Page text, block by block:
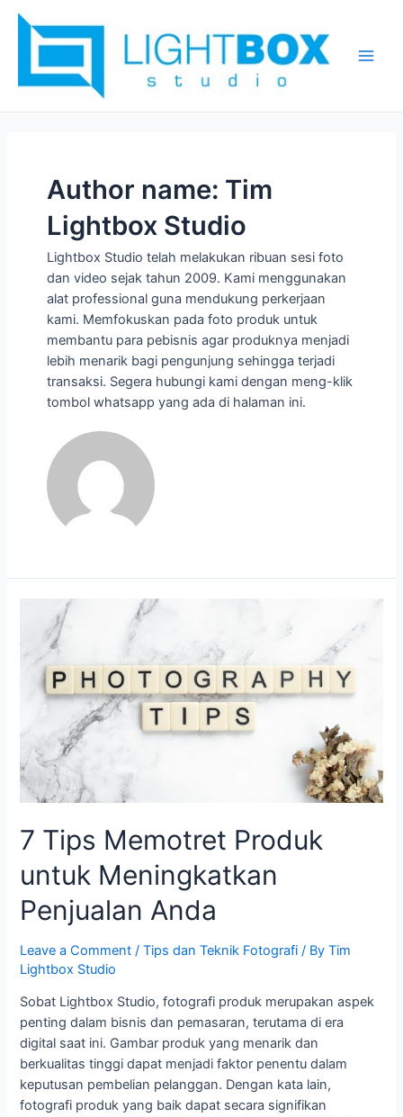
content
Author name: Tim
Lightbox Studio
Lightbox Studio telah melakukan ribuan sesi foto
dan video sejak tahun 2009. Kami menggunakan
alat professional guna mendukung perkerjaan
kami. Memfokuskan pada foto produk untuk
membantu para pebisnis agar produknya menjadi
lebih menarik bagi pengunjung sehingga terjadi
transaksi. Segera hubungi kami dengan meng-klik
tombol whatsapp yang ada di halaman ini.
7 Tips Memotret Produk
untuk Meningkatkan
Penjualan Anda
Leave a Comment /Tips dan Teknik Fotografi / ByTim
Lightbox Studio
Sobat Lightbox Studio, fotografi produk merupakan aspek
penting dalam bisnis dan pemasaran, terutama di era
digital saat ini. Gambar produk yang menarik dan
berkualitas tinggi dapat menjadi faktor penentu dalam
keputusan pembelian pelanggan. Dengan kata lain,
fotografi produk yang baik dapat secara signifikan
Tips
Memotret
Produk
untuk
Meningkatkan
Penjualan
Anda
pagination